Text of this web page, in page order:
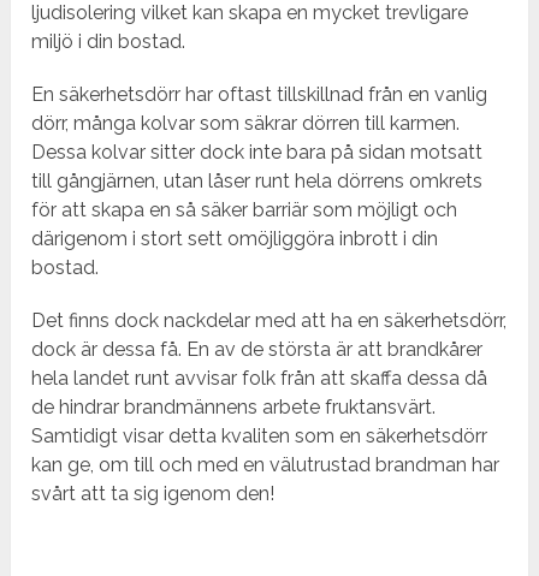
ljudisolering vilket kan skapa en mycket trevligare
miljö i din bostad.
En säkerhetsdörr har oftast tillskillnad från en vanlig
dörr, många kolvar som säkrar dörren till karmen.
Dessa kolvar sitter dock inte bara på sidan motsatt
till gångjärnen, utan låser runt hela dörrens omkrets
för att skapa en så säker barriär som möjligt och
därigenom i stort sett omöjliggöra inbrott i din
bostad.
Det finns dock nackdelar med att ha en säkerhetsdörr,
dock är dessa få. En av de största är att brandkårer
hela landet runt avvisar folk från att skaffa dessa då
de hindrar brandmännens arbete fruktansvärt.
Samtidigt visar detta kvaliten som en säkerhetsdörr
kan ge, om till och med en välutrustad brandman har
svårt att ta sig igenom den!